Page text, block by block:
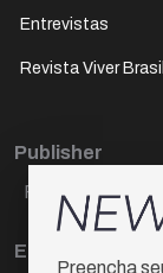
Entrevistas
Revista Viver Brasil
Publisher
Paulo Cesar de
Editora Chefe
Preencha